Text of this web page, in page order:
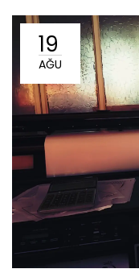
19
AĞU